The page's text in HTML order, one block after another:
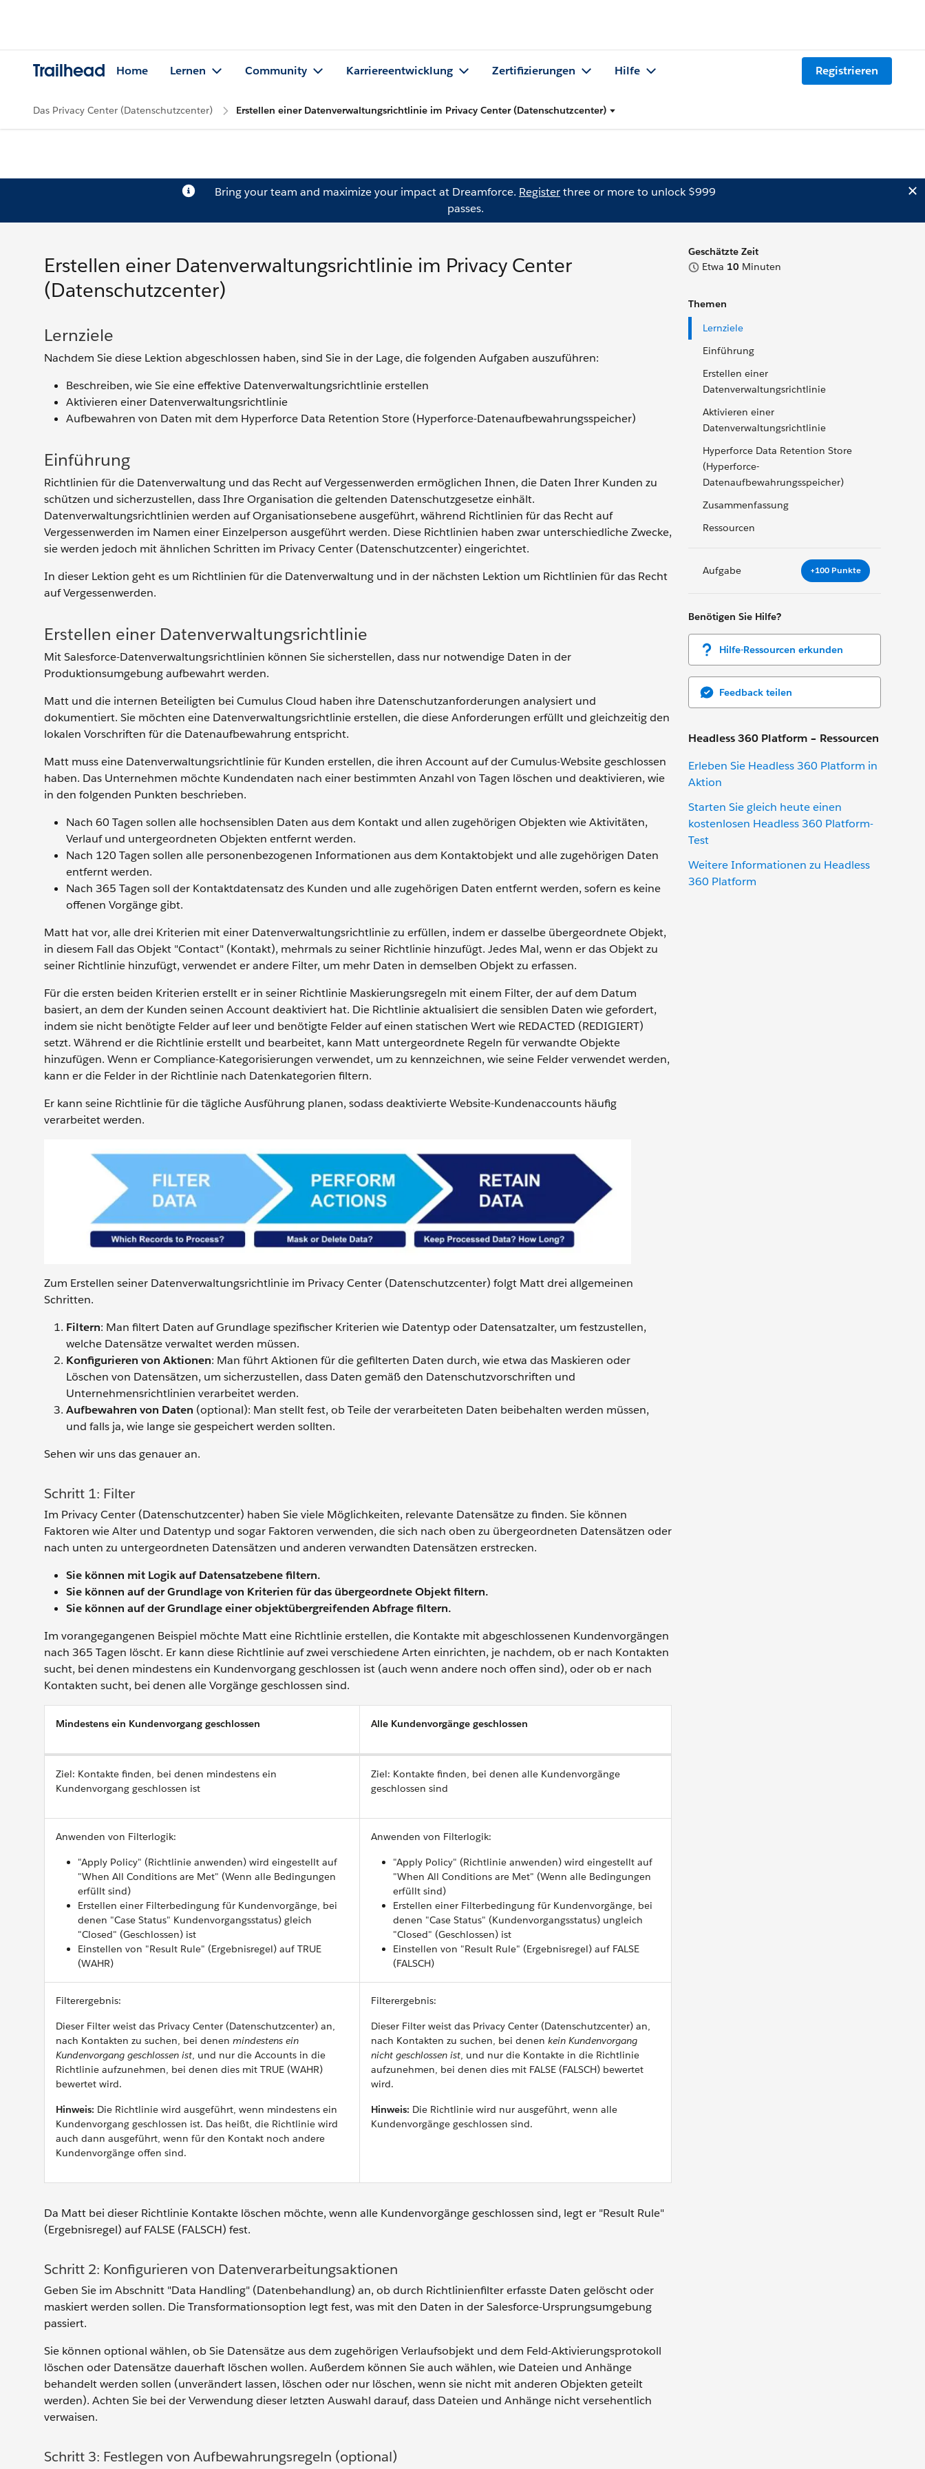
Trailhead Home Lernen Community Karriereentwicklung Zertifizierungen Hilfe Registrieren
Das Privacy Center (Datenschutzcenter) Erstellen einer Datenverwaltungsrichtlinie im Privacy Center (Datenschutzcenter)
Bring your team and maximize your impact at Dreamforce. Registerthree or more to unlock $999
passes.
Geschätzte Zeit
Etwa 10 Minuten
Themen
Lernziele
Einführung
Erstellen einer
Datenverwaltungsrichtlinie
Aktivieren einer
Datenverwaltungsrichtlinie
Hyperforce Data Retention Store
(Hyperforce-
Datenaufbewahrungsspeicher)
Zusammenfassung
Ressourcen
Aufgabe +100 Punkte
Benötigen Sie Hilfe?
Hilfe-Ressourcen erkunden
Feedback teilen
Headless 360 Platform – Ressourcen
Erleben Sie Headless 360 Platform in
Aktion
Starten Sie gleich heute einen
kostenlosen Headless 360 Platform-
Test
Weitere Informationen zu Headless
360 Platform
Erstellen einer Datenverwaltungsrichtlinie im Privacy Center
(Datenschutzcenter)
Lernziele
Nachdem Sie diese Lektion abgeschlossen haben, sind Sie in der Lage, die folgenden Aufgaben auszuführen:
Beschreiben, wie Sie eine effektive Datenverwaltungsrichtlinie erstellen
Aktivieren einer Datenverwaltungsrichtlinie
Aufbewahren von Daten mit dem Hyperforce Data Retention Store (Hyperforce-Datenaufbewahrungsspeicher)
Einführung
Richtlinien für die Datenverwaltung und das Recht auf Vergessenwerden ermöglichen Ihnen, die Daten Ihrer Kunden zu
schützen und sicherzustellen, dass Ihre Organisation die geltenden Datenschutzgesetze einhält.
Datenverwaltungsrichtlinien werden auf Organisationsebene ausgeführt, während Richtlinien für das Recht auf
Vergessenwerden im Namen einer Einzelperson ausgeführt werden. Diese Richtlinien haben zwar unterschiedliche Zwecke,
sie werden jedoch mit ähnlichen Schritten im Privacy Center (Datenschutzcenter) eingerichtet.
In dieser Lektion geht es um Richtlinien für die Datenverwaltung und in der nächsten Lektion um Richtlinien für das Recht
auf Vergessenwerden.
Erstellen einer Datenverwaltungsrichtlinie
Mit Salesforce-Datenverwaltungsrichtlinien können Sie sicherstellen, dass nur notwendige Daten in der
Produktionsumgebung aufbewahrt werden.
Matt und die internen Beteiligten bei Cumulus Cloud haben ihre Datenschutzanforderungen analysiert und
dokumentiert. Sie möchten eine Datenverwaltungsrichtlinie erstellen, die diese Anforderungen erfüllt und gleichzeitig den
lokalen Vorschriften für die Datenaufbewahrung entspricht.
Matt muss eine Datenverwaltungsrichtlinie für Kunden erstellen, die ihren Account auf der Cumulus-Website geschlossen
haben. Das Unternehmen möchte Kundendaten nach einer bestimmten Anzahl von Tagen löschen und deaktivieren, wie
in den folgenden Punkten beschrieben.
Nach 60 Tagen sollen alle hochsensiblen Daten aus dem Kontakt und allen zugehörigen Objekten wie Aktivitäten,
Verlauf und untergeordneten Objekten entfernt werden.
Nach 120 Tagen sollen alle personenbezogenen Informationen aus dem Kontaktobjekt und alle zugehörigen Daten
entfernt werden.
Nach 365 Tagen soll der Kontaktdatensatz des Kunden und alle zugehörigen Daten entfernt werden, sofern es keine
offenen Vorgänge gibt.
Matt hat vor, alle drei Kriterien mit einer Datenverwaltungsrichtlinie zu erfüllen, indem er dasselbe übergeordnete Objekt,
in diesem Fall das Objekt "Contact" (Kontakt), mehrmals zu seiner Richtlinie hinzufügt. Jedes Mal, wenn er das Objekt zu
seiner Richtlinie hinzufügt, verwendet er andere Filter, um mehr Daten in demselben Objekt zu erfassen.
Für die ersten beiden Kriterien erstellt er in seiner Richtlinie Maskierungsregeln mit einem Filter, der auf dem Datum
basiert, an dem der Kunden seinen Account deaktiviert hat. Die Richtlinie aktualisiert die sensiblen Daten wie gefordert,
indem sie nicht benötigte Felder auf leer und benötigte Felder auf einen statischen Wert wie REDACTED (REDIGIERT)
setzt. Während er die Richtlinie erstellt und bearbeitet, kann Matt untergeordnete Regeln für verwandte Objekte
hinzufügen. Wenn er Compliance-Kategorisierungen verwendet, um zu kennzeichnen, wie seine Felder verwendet werden,
kann er die Felder in der Richtlinie nach Datenkategorien filtern.
Er kann seine Richtlinie für die tägliche Ausführung planen, sodass deaktivierte Website-Kundenaccounts häufig
verarbeitet werden.
Zum Erstellen seiner Datenverwaltungsrichtlinie im Privacy Center (Datenschutzcenter) folgt Matt drei allgemeinen
Schritten.
Filtern: Man filtert Daten auf Grundlage spezifischer Kriterien wie Datentyp oder Datensatzalter, um festzustellen,
welche Datensätze verwaltet werden müssen.
Konfigurieren von Aktionen: Man führt Aktionen für die gefilterten Daten durch, wie etwa das Maskieren oder
Löschen von Datensätzen, um sicherzustellen, dass Daten gemäß den Datenschutzvorschriften und
Unternehmensrichtlinien verarbeitet werden.
Aufbewahren von Daten (optional): Man stellt fest, ob Teile der verarbeiteten Daten beibehalten werden müssen,
und falls ja, wie lange sie gespeichert werden sollten.
Sehen wir uns das genauer an.
Schritt 1: Filter
Im Privacy Center (Datenschutzcenter) haben Sie viele Möglichkeiten, relevante Datensätze zu finden. Sie können
Faktoren wie Alter und Datentyp und sogar Faktoren verwenden, die sich nach oben zu übergeordneten Datensätzen oder
nach unten zu untergeordneten Datensätzen und anderen verwandten Datensätzen erstrecken.
Sie können mit Logik auf Datensatzebene filtern.
Sie können auf der Grundlage von Kriterien für das übergeordnete Objekt filtern.
Sie können auf der Grundlage einer objektübergreifenden Abfrage filtern.
Im vorangegangenen Beispiel möchte Matt eine Richtlinie erstellen, die Kontakte mit abgeschlossenen Kundenvorgängen
nach 365 Tagen löscht. Er kann diese Richtlinie auf zwei verschiedene Arten einrichten, je nachdem, ob er nach Kontakten
sucht, bei denen mindestens ein Kundenvorgang geschlossen ist (auch wenn andere noch offen sind), oder ob er nach
Kontakten sucht, bei denen alle Vorgänge geschlossen sind.
Mindestens ein Kundenvorgang geschlossen Alle Kundenvorgänge geschlossen
Ziel: Kontakte finden, bei denen mindestens ein
Kundenvorgang geschlossen ist
Ziel: Kontakte finden, bei denen alle Kundenvorgänge
geschlossen sind
Anwenden von Filterlogik:
"Apply Policy" (Richtlinie anwenden) wird eingestellt auf
"When All Conditions are Met" (Wenn alle Bedingungen
erfüllt sind)
Erstellen einer Filterbedingung für Kundenvorgänge, bei
denen "Case Status" Kundenvorgangsstatus) gleich
"Closed" (Geschlossen) ist
Einstellen von "Result Rule" (Ergebnisregel) auf TRUE
(WAHR)
Anwenden von Filterlogik:
"Apply Policy" (Richtlinie anwenden) wird eingestellt auf
"When All Conditions are Met" (Wenn alle Bedingungen
erfüllt sind)
Erstellen einer Filterbedingung für Kundenvorgänge, bei
denen "Case Status" (Kundenvorgangsstatus) ungleich
"Closed" (Geschlossen) ist
Einstellen von "Result Rule" (Ergebnisregel) auf FALSE
(FALSCH)
Filterergebnis:
Dieser Filter weist das Privacy Center (Datenschutzcenter) an,
nach Kontakten zu suchen, bei denen mindestens ein
Kundenvorgang geschlossen ist, und nur die Accounts in die
Richtlinie aufzunehmen, bei denen dies mit TRUE (WAHR)
bewertet wird.
Hinweis: Die Richtlinie wird ausgeführt, wenn mindestens ein
Kundenvorgang geschlossen ist. Das heißt, die Richtlinie wird
auch dann ausgeführt, wenn für den Kontakt noch andere
Kundenvorgänge offen sind.
Filterergebnis:
Dieser Filter weist das Privacy Center (Datenschutzcenter) an,
nach Kontakten zu suchen, bei denen kein Kundenvorgang
nicht geschlossen ist, und nur die Kontakte in die Richtlinie
aufzunehmen, bei denen dies mit FALSE (FALSCH) bewertet
wird.
Hinweis: Die Richtlinie wird nur ausgeführt, wenn alle
Kundenvorgänge geschlossen sind.
Da Matt bei dieser Richtlinie Kontakte löschen möchte, wenn alle Kundenvorgänge geschlossen sind, legt er "Result Rule"
(Ergebnisregel) auf FALSE (FALSCH) fest.
Schritt 2: Konfigurieren von Datenverarbeitungsaktionen
Geben Sie im Abschnitt "Data Handling" (Datenbehandlung) an, ob durch Richtlinienfilter erfasste Daten gelöscht oder
maskiert werden sollen. Die Transformationsoption legt fest, was mit den Daten in der Salesforce-Ursprungsumgebung
passiert.
Sie können optional wählen, ob Sie Datensätze aus dem zugehörigen Verlaufsobjekt und dem Feld-Aktivierungsprotokoll
löschen oder Datensätze dauerhaft löschen wollen. Außerdem können Sie auch wählen, wie Dateien und Anhänge
behandelt werden sollen (unverändert lassen, löschen oder nur löschen, wenn sie nicht mit anderen Objekten geteilt
werden). Achten Sie bei der Verwendung dieser letzten Auswahl darauf, dass Dateien und Anhänge nicht versehentlich
verwaisen.
Schritt 3: Festlegen von Aufbewahrungsregeln (optional)